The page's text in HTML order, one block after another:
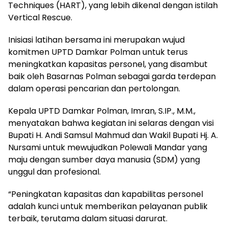
Techniques (HART), yang lebih dikenal dengan istilah
Vertical Rescue.
Inisiasi latihan bersama ini merupakan wujud
komitmen UPTD Damkar Polman untuk terus
meningkatkan kapasitas personel, yang disambut
baik oleh Basarnas Polman sebagai garda terdepan
dalam operasi pencarian dan pertolongan.
Kepala UPTD Damkar Polman, Imran, S.IP., M.M.,
menyatakan bahwa kegiatan ini selaras dengan visi
Bupati H. Andi Samsul Mahmud dan Wakil Bupati Hj. A.
Nursami untuk mewujudkan Polewali Mandar yang
maju dengan sumber daya manusia (SDM) yang
unggul dan profesional.
“Peningkatan kapasitas dan kapabilitas personel
adalah kunci untuk memberikan pelayanan publik
terbaik, terutama dalam situasi darurat.